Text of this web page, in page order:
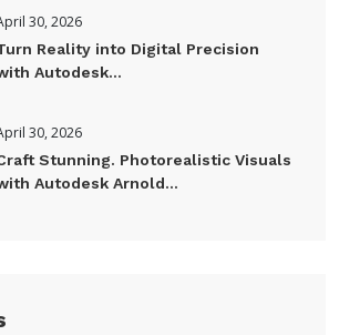
30, 2026
Reality into Digital Precision
Autodesk...
30, 2026
Stunning. Photorealistic Visuals
Autodesk Arnold...